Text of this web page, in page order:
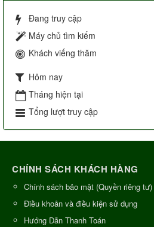
Đang truy cập
Máy chủ tìm kiếm
Khách viếng thăm
Hôm nay
Tháng hiện tại
Tổng lượt truy cập
CHÍNH SÁCH KHÁCH HÀNG
Chính sách bảo mật (Quyền riêng tư)
Điều khoản và điều kiện sử dụng
Hướng Dẫn Thanh Toán